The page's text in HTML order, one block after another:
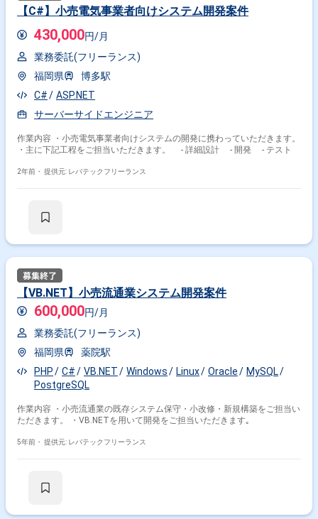
【C#】小売電気事業者向けシステム開発案件
430,000円/月
業務委託(フリーランス)
福岡県
博多駅
C#
ASP.NET
サーバーサイドエンジニア
作業内容 ・小売電気事業者向けシステムの開発に携わっていただきます。
・主に下記工程をご担当いただきます。 - 詳細設計 - 開発 - テスト
2年前・ 提供元: レバテックフリーランス
【VB.NET】小売流通業システム開発案件
600,000円/月
業務委託(フリーランス)
福岡県
薬院駅
PHP
C# VB.NET Windows Linux Oracle
MySQL
PostgreSQL
作業内容 ・小売流通業の既存システム保守・小改修・新規構築をご担当い
ただきます。 ・VB.NETを用いて開発をご担当いただきます｡
5年前・ 提供元: レバテックフリーランス